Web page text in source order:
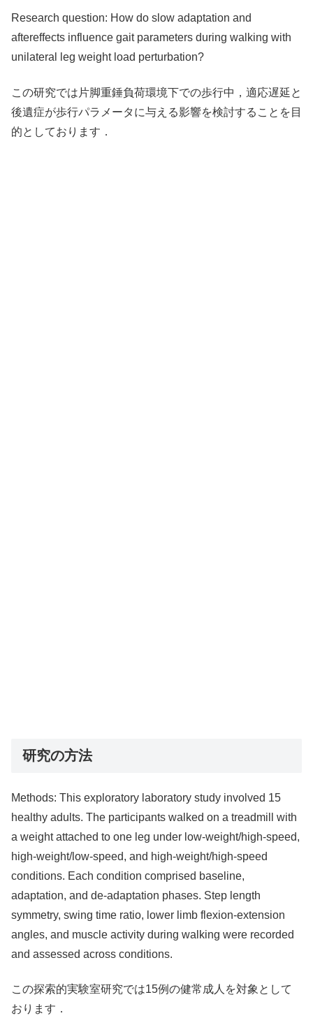
Research question: How do slow adaptation and
aftereffects influence gait parameters during walking with
unilateral leg weight load perturbation?
この研究では片脚重錘負荷環境下での歩行中，適応遅延と
後遺症が歩行パラメータに与える影響を検討することを目
的としております．
研究の方法
Methods: This exploratory laboratory study involved 15
healthy adults. The participants walked on a treadmill with
a weight attached to one leg under low-weight/high-speed,
high-weight/low-speed, and high-weight/high-speed
conditions. Each condition comprised baseline,
adaptation, and de-adaptation phases. Step length
symmetry, swing time ratio, lower limb flexion-extension
angles, and muscle activity during walking were recorded
and assessed across conditions.
この探索的実験室研究では15例の健常成人を対象として
おります．